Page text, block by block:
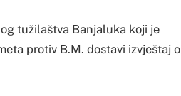
tužilaštva Banjaluka koji je
protiv B.M. dostavi izvještaj o